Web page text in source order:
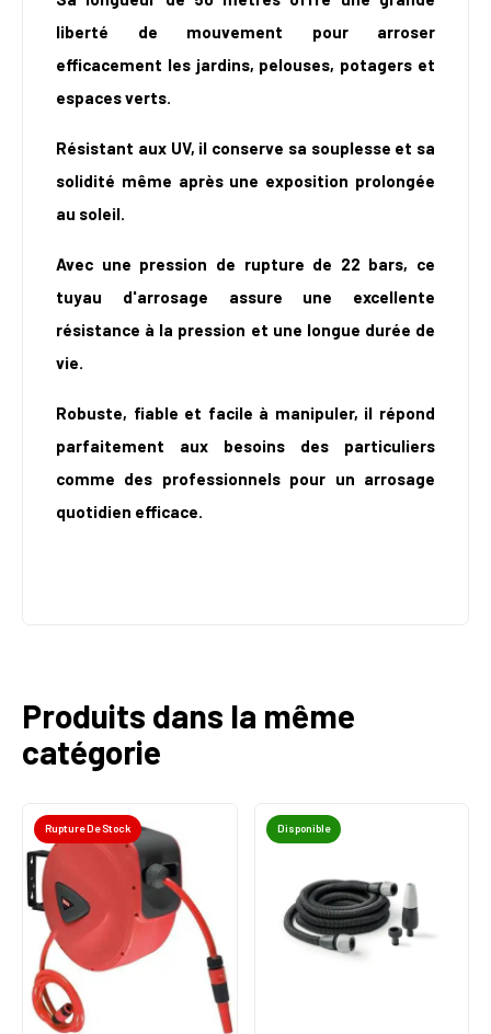
liberté de mouvement pour arroser
efficacement les jardins, pelouses, potagers et
espaces verts.
Résistant aux UV, il conserve sa souplesse et sa
solidité même après une exposition prolongée
au soleil.
Avec une pression de rupture de 22 bars, ce
tuyau d'arrosage assure une excellente
résistance à la pression et une longue durée de
vie.
Robuste, fiable et facile à manipuler, il répond
parfaitement aux besoins des particuliers
comme des professionnels pour un arrosage
quotidien efficace.
Produits dans la même
catégorie
Rupture De Stock Disponible